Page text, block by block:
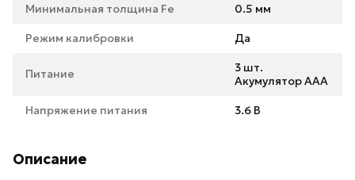
Минимальная толщина Fe 0.5 мм
Режим калибровки Да
Питание
3 шт.
Акумулятор ААА
Напряжение питания 3.6 В
Описание